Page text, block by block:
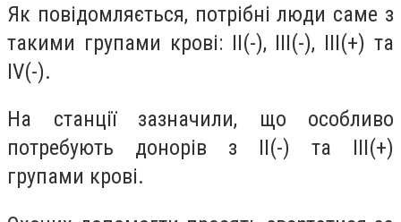
Як повідомляється, потрібні люди саме з
такими групами крові: IІ(-), III(-), III(+) та
IV(-).
На станції зазначили, що особливо
потребують донорів з IІ(-) та III(+)
групами крові.